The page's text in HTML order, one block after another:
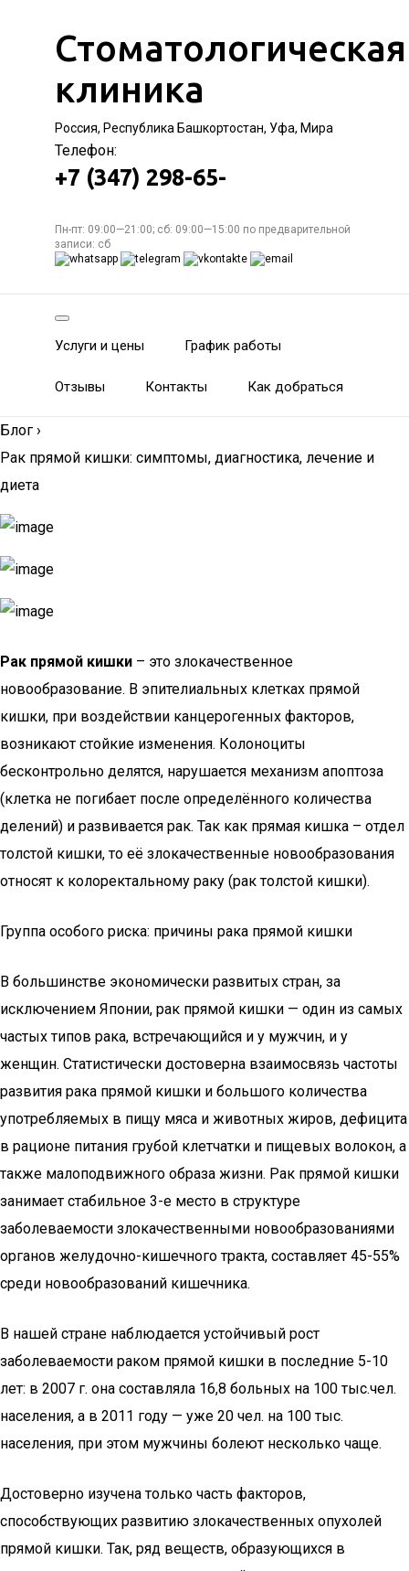
Стоматологическая
клиника
Россия, Республика Башкортостан, Уфа, Мира
Телефон:
+7 (347) 298-65-
Пн-пт: 09:00—21:00; сб: 09:00—15:00 по предварительной
записи: сб
Услуги и цены График работы
Отзывы Контакты Как добраться
Блог ›
Рак прямой кишки: симптомы, диагностика, лечение и
диета
Рак прямой кишки – это злокачественное
новообразование. В эпителиальных клетках прямой
кишки, при воздействии канцерогенных факторов,
возникают стойкие изменения. Колоноциты
бесконтрольно делятся, нарушается механизм апоптоза
(клетка не погибает после определённого количества
делений) и развивается рак. Так как прямая кишка – отдел
толстой кишки, то её злокачественные новообразования
относят к колоректальному раку (рак толстой кишки).
Группа особого риска: причины рака прямой кишки
В большинстве экономически развитых стран, за
исключением Японии, рак прямой кишки — один из самых
частых типов рака, встречающийся и у мужчин, и у
женщин. Статистически достоверна взаимосвязь частоты
развития рака прямой кишки и большого количества
употребляемых в пищу мяса и животных жиров, дефицита
в рационе питания грубой клетчатки и пищевых волокон, а
также малоподвижного образа жизни. Рак прямой кишки
занимает стабильное 3-е место в структуре
заболеваемости злокачественными новообразованиями
органов желудочно-кишечного тракта, составляет 45-55%
среди новообразований кишечника.
В нашей стране наблюдается устойчивый рост
заболеваемости раком прямой кишки в последние 5-10
лет: в 2007 г. она составляла 16,8 больных на 100 тыс.чел.
населения, а в 2011 году — уже 20 чел. на 100 тыс.
населения, при этом мужчины болеют несколько чаще.
Достоверно изучена только часть факторов,
способствующих развитию злокачественных опухолей
прямой кишки. Так, ряд веществ, образующихся в